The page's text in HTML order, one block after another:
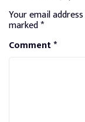
Your email
marked*
Comment*